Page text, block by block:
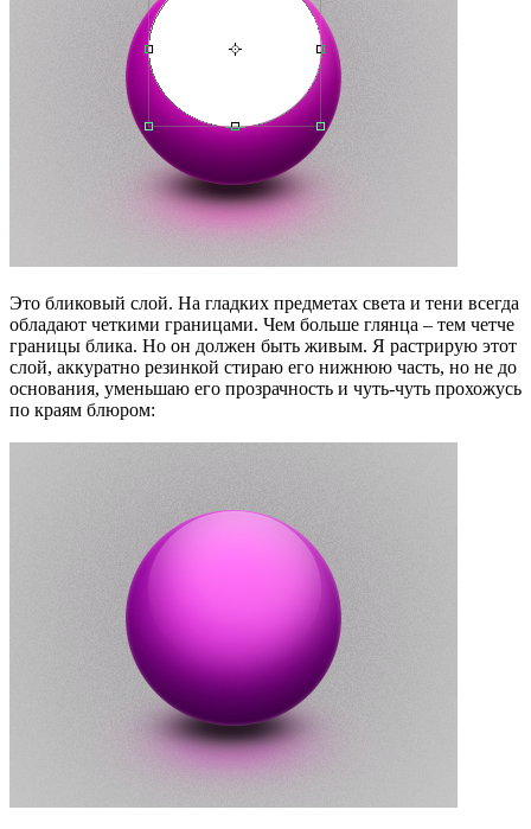
Это бликовый слой. На гладких предметах света и тени всегда
обладают четкими границами. Чем больше глянца – тем четче
границы блика. Но он должен быть живым. Я растрирую этот
слой, аккуратно резинкой стираю его нижнюю часть, но не до
основания, уменьшаю его прозрачность и чуть-чуть прохожусь
по краям блюром: